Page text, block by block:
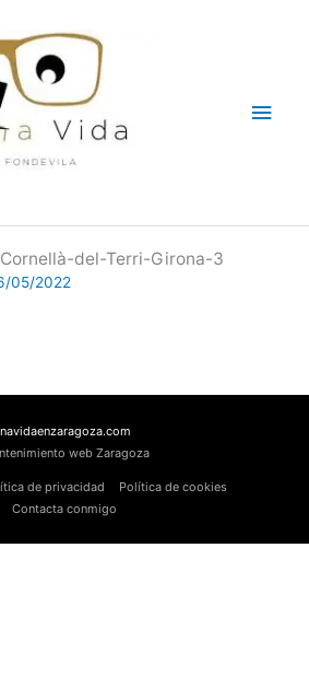
del-Terri-Girona-3
05/2022
web Zaragoza
de privacidad
Política de cookies
Contacta conmigo